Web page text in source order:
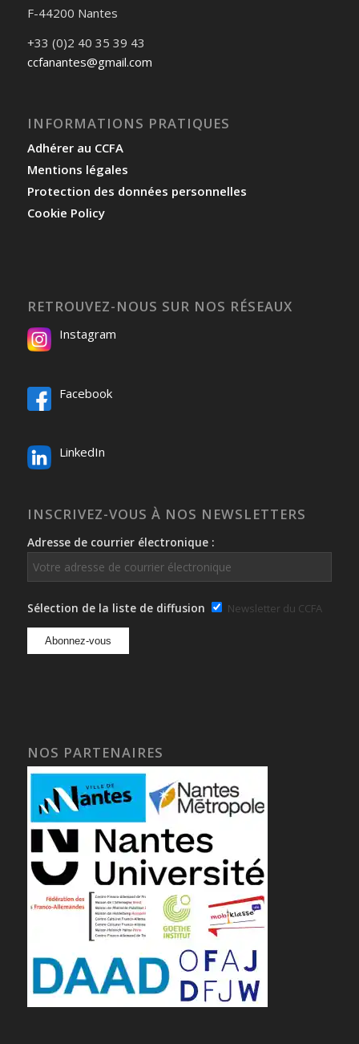
F-44200 Nantes
+33 (0)2 40 35 39 43
ccfanantes@gmail.com
INFORMATIONS PRATIQUES
Adhérer au CCFA
Mentions légales
Protection des données personnelles
Cookie Policy
RETROUVEZ-NOUS SUR NOS RÉSEAUX
Instagram
Facebook
LinkedIn
INSCRIVEZ-VOUS À NOS NEWSLETTERS
Adresse de courrier électronique :
Sélection de la liste de diffusion Newsletter du CCFA
NOS PARTENAIRES